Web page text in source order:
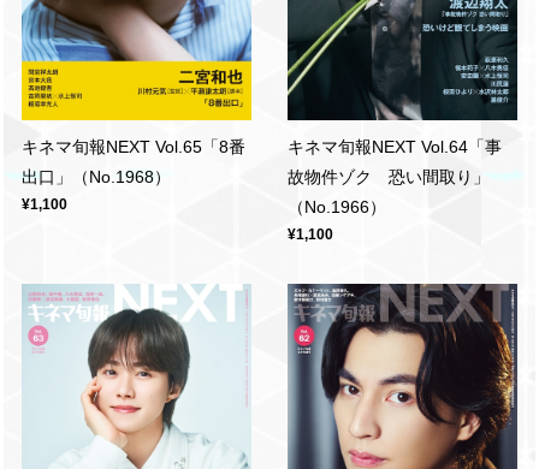
キネマ旬報NEXT Vol.65「8番
出口」（No.1968）
¥1,100
キネマ旬報NEXT Vol.64「事
故物件ゾク 恐い間取り」
（No.1966）
¥1,100